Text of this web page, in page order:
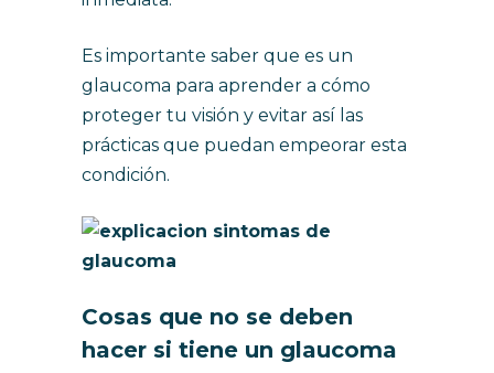
Es importante saber que es un
glaucoma para aprender a cómo
proteger tu visión y evitar así las
prácticas que puedan empeorar esta
condición.
Cosas que no se deben
hacer si tiene un glaucoma